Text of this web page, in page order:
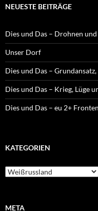
NEUESTE BEITRÄGE
Dies und Das – Drohnen
Unser Dorf
Dies und Das –
Dies und Das – Krieg, Lüge
Dies und Das – eu 2+
KATEGORIEN
K
a
g
META